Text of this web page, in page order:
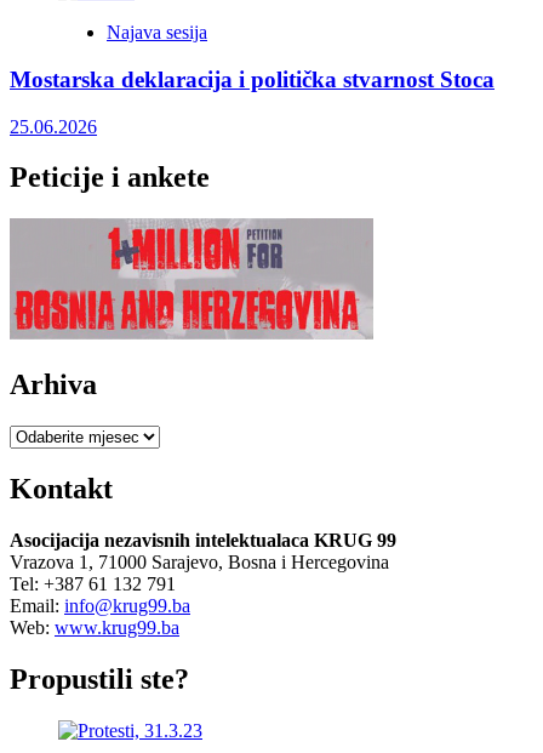
Najava sesija
Mostarska deklaracija i politička stvarnost Stoca
25.06.2026
Peticije i ankete
Arhiva
Arhiva
Kontakt
Asocijacija nezavisnih intelektualaca KRUG 99
Vrazova 1, 71000 Sarajevo, Bosna i Hercegovina
Tel: +387 61 132 791
Email: info@krug99.ba
Web: www.krug99.ba
Propustili ste?